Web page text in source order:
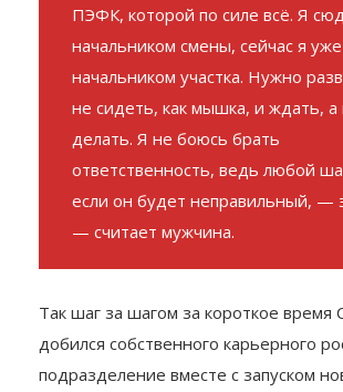
ПЭФК, которой по силе всё. Я
начальником смены, сейчас я
начальником участка. Нужно
не сидеть, как мышка, и ждать, а
делать. Я не боюсь брать
ответственность, ведь любой
если он будет неправильный, —
— считает мужчина.
Так шаг за шагом за короткое время
добился собственного карьерного
подразделение вместе с запуском